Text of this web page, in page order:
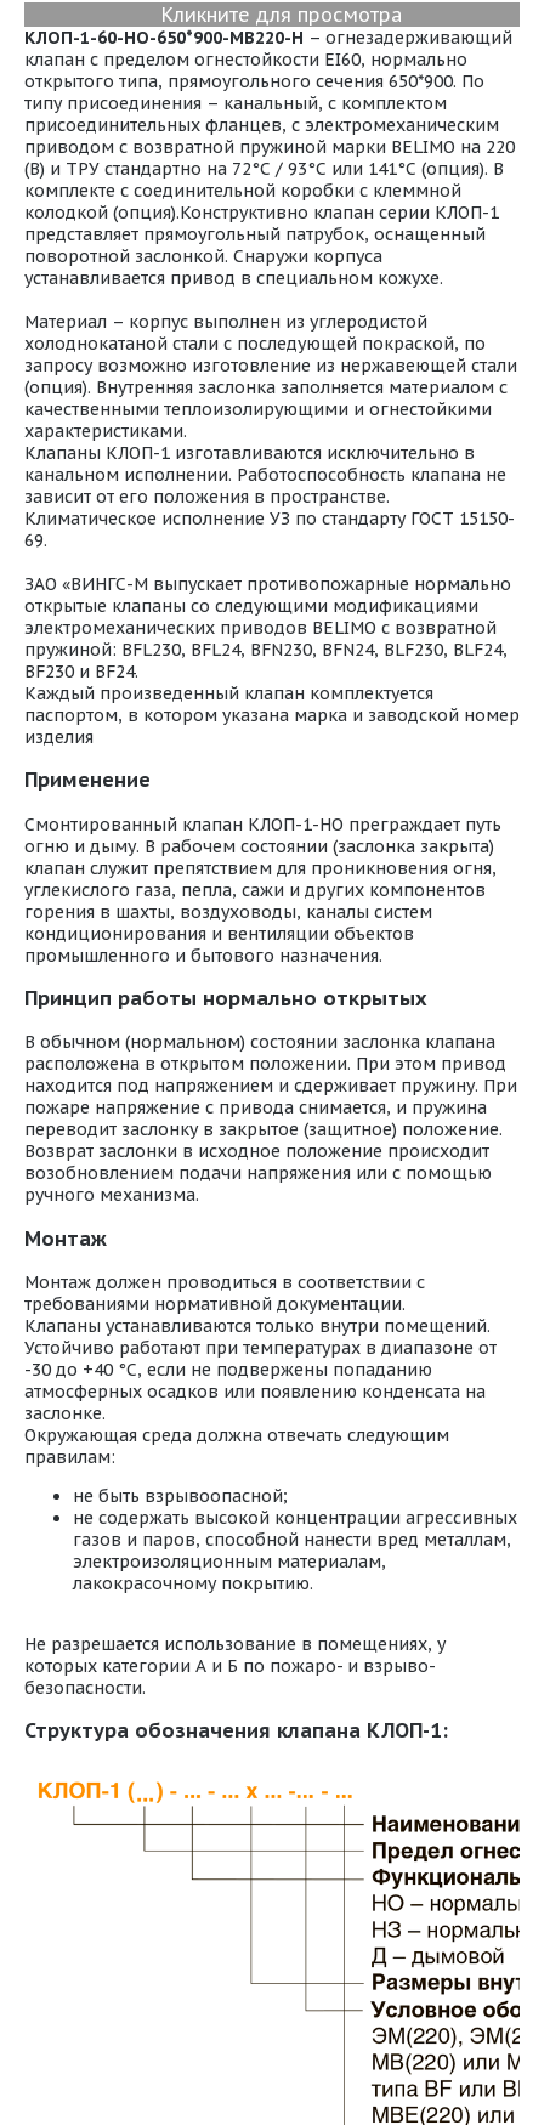
Кликните для просмотра
КЛОП-1-60-НО-650*900-МВ220-H – огнезадерживающий
клапан с пределом огнестойкости EI60, нормально
открытого типа, прямоугольного сечения 650*900. По
типу присоединения – канальный, с комплектом
присоединительных фланцев, с электромеханическим
приводом с возвратной пружиной марки BELIMO на 220
(В) и ТРУ стандартно на 72°С / 93°С или 141°С (опция). В
комплекте с соединительной коробки с клеммной
колодкой (опция).Конструктивно клапан серии КЛОП-1
представляет прямоугольный патрубок, оснащенный
поворотной заслонкой. Снаружи корпуса
устанавливается привод в специальном кожухе.
Материал – корпус выполнен из углеродистой
холоднокатаной стали с последующей покраской, по
запросу возможно изготовление из нержавеющей стали
(опция). Внутренняя заслонка заполняется материалом с
качественными теплоизолирующими и огнестойкими
характеристиками.
Клапаны КЛОП-1 изготавливаются исключительно в
канальном исполнении. Работоспособность клапана не
зависит от его положения в пространстве.
Климатическое исполнение УЗ по стандарту ГОСТ 15150-
69.
ЗАО «ВИНГС-М выпускает противопожарные нормально
открытые клапаны со следующими модификациями
электромеханических приводов BELIMO с возвратной
пружиной: BFL230, BFL24, BFN230, BFN24, BLF230, BLF24,
BF230 и BF24.
Каждый произведенный клапан комплектуется
паспортом, в котором указана марка и заводской номер
изделия
Применение
Смонтированный клапан КЛОП-1-НО преграждает путь
огню и дыму. В рабочем состоянии (заслонка закрыта)
клапан служит препятствием для проникновения огня,
углекислого газа, пепла, сажи и других компонентов
горения в шахты, воздуховоды, каналы систем
кондиционирования и вентиляции объектов
промышленного и бытового назначения.
Принцип работы нормально открытых
В обычном (нормальном) состоянии заслонка клапана
расположена в открытом положении. При этом привод
находится под напряжением и сдерживает пружину. При
пожаре напряжение с привода снимается, и пружина
переводит заслонку в закрытое (защитное) положение.
Возврат заслонки в исходное положение происходит
возобновлением подачи напряжения или с помощью
ручного механизма.
Монтаж
Монтаж должен проводиться в соответствии с
требованиями нормативной документации.
Клапаны устанавливаются только внутри помещений.
Устойчиво работают при температурах в диапазоне от
-30 до +40 °С, если не подвержены попаданию
атмосферных осадков или появлению конденсата на
заслонке.
Окружающая среда должна отвечать следующим
правилам:
не быть взрывоопасной;
не содержать высокой концентрации агрессивных
газов и паров, способной нанести вред металлам,
электроизоляционным материалам,
лакокрасочному покрытию.
Не разрешается использование в помещениях, у
которых категории А и Б по пожаро- и взрыво-
безопасности.
Структура обозначения клапана КЛОП-1: